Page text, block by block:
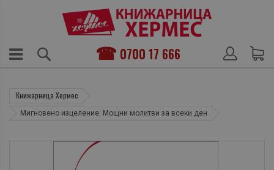
0700 17 666
Книжарница Хермес
Мигновено изцеление: Мощни молитви за всеки ден